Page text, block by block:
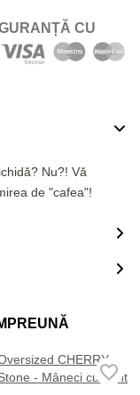
CU
Nu?! Vă
de "cafea"!